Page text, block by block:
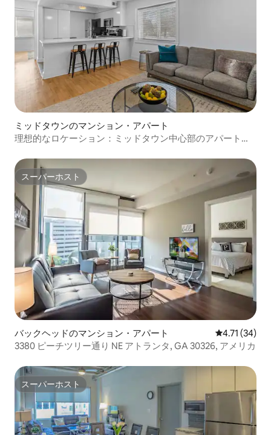
ミッドタウンのマンション・アパート
理想的なロケーション：ミッドタウン中心部のアパート
スーパーホスト
スーパーホスト
バックヘッドのマンション・アパート レビュー34
4.71 (34)
3380 ピーチツリー通り NE アトランタ, GA 30326, アメリカ
スーパーホスト
スーパーホスト